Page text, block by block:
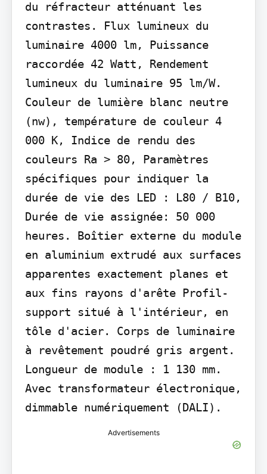
du réfracteur atténuant les
contrastes. Flux lumineux du
luminaire 4000 lm, Puissance
raccordée 42 Watt, Rendement
lumineux du luminaire 95 lm/W.
Couleur de lumière blanc neutre
(nw), température de couleur 4
000 K, Indice de rendu des
couleurs Ra > 80, Paramètres
spécifiques pour indiquer la
durée de vie des LED : L80 / B10,
Durée de vie assignée: 50 000
heures. Boîtier externe du module
en aluminium extrudé aux surfaces
apparentes exactement planes et
aux fins rayons d'arête Profil-
support situé à l'intérieur, en
tôle d'acier. Corps de luminaire
à revêtement poudré gris argent.
Longueur de module : 1 130 mm.
Avec transformateur électronique,
dimmable numériquement (DALI).
Advertisements